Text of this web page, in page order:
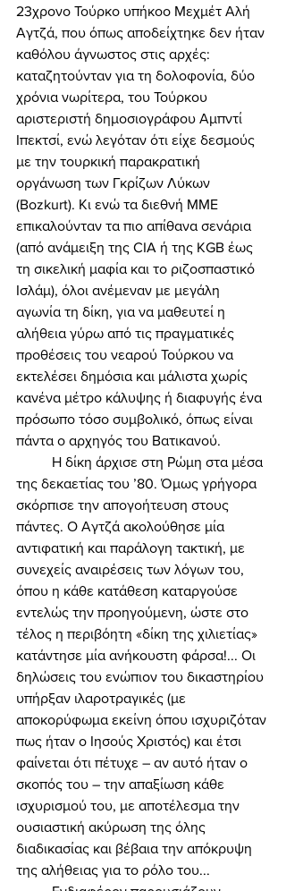
23χρονο Τούρκο υπήκοο Μεχμέτ Αλή
Αγτζά, που όπως αποδείχτηκε δεν ήταν
καθόλου άγνωστος στις αρχές:
καταζητούνταν για τη δολοφονία, δύο
χρόνια νωρίτερα, του Τούρκου
αριστεριστή δημοσιογράφου Αμπντί
Ιπεκτσί, ενώ λεγόταν ότι είχε δεσμούς
με την τουρκική παρακρατική
οργάνωση των Γκρίζων Λύκων
(Bozkurt). Κι ενώ τα διεθνή ΜΜΕ
επικαλούνταν τα πιο απίθανα σενάρια
(από ανάμειξη της CIA ή της KGB έως
τη σικελική μαφία και το ριζοσπαστικό
Ισλάμ), όλοι ανέμεναν με μεγάλη
αγωνία τη δίκη, για να μαθευτεί η
αλήθεια γύρω από τις πραγματικές
προθέσεις του νεαρού Τούρκου να
εκτελέσει δημόσια και μάλιστα χωρίς
κανένα μέτρο κάλυψης ή διαφυγής ένα
πρόσωπο τόσο συμβολικό, όπως είναι
πάντα ο αρχηγός του Βατικανού.
της δεκαετίας του ’80. Όμως γρήγορα
σκόρπισε την απογοήτευση στους
πάντες. Ο Αγτζά ακολούθησε μία
αντιφατική και παράλογη τακτική, με
συνεχείς αναιρέσεις των λόγων του,
όπου η κάθε κατάθεση καταργούσε
εντελώς την προηγούμενη, ώστε στο
τέλος η περιβόητη «δίκη της χιλιετίας»
κατάντησε μία ανήκουστη φάρσα!... Οι
δηλώσεις του ενώπιον του δικαστηρίου
υπήρξαν ιλαροτραγικές (με
αποκορύφωμα εκείνη όπου ισχυριζόταν
πως ήταν ο Ιησούς Χριστός) και έτσι
φαίνεται ότι πέτυχε – αν αυτό ήταν ο
σκοπός του – την απαξίωση κάθε
ισχυρισμού του, με αποτέλεσμα την
ουσιαστική ακύρωση της όλης
διαδικασίας και βέβαια την απόκρυψη
της αλήθειας για το ρόλο του...